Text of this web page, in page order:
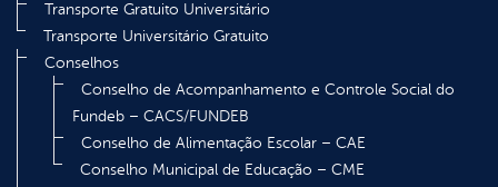
Transporte Gratuito Universitário
Transporte Universitário Gratuito
Conselhos
Conselho de Acompanhamento e Controle Social do
Fundeb – CACS/FUNDEB
Conselho de Alimentação Escolar – CAE
Conselho Municipal de Educação – CME